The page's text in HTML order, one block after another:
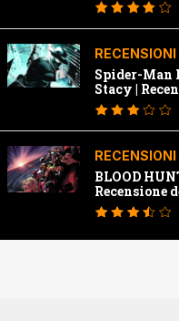
Spider-Man
Stacy |
BLOOD
Recensione
della Marvel